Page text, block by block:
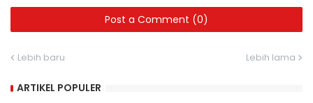
Post a Comment (0)
Lebih baru Lebih lama
ARTIKEL POPULER